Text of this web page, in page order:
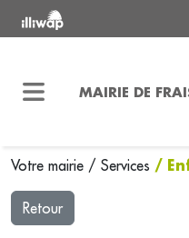
MAIRIE DE
Votre mairie / Services /
Retour